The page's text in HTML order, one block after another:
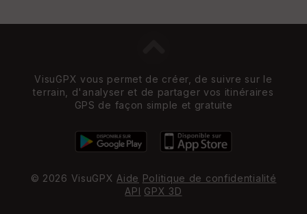
VisuGPX vous permet de créer, de suivre sur le
terrain, d'analyser et de partager vos itinéraires
GPS de façon simple et gratuite
© 2026 VisuGPX Aide Politique de confidentialité
API GPX 3D